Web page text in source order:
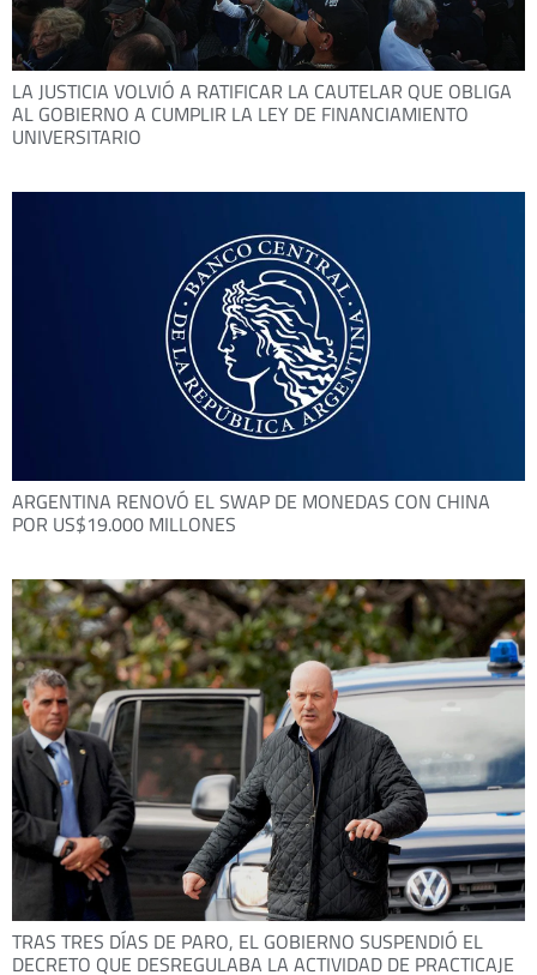
LA JUSTICIA VOLVIÓ A RATIFICAR LA CAUTELAR QUE OBLIGA
AL GOBIERNO A CUMPLIR LA LEY DE FINANCIAMIENTO
UNIVERSITARIO
ARGENTINA RENOVÓ EL SWAP DE MONEDAS CON CHINA
POR US$19.000 MILLONES
TRAS TRES DÍAS DE PARO, EL GOBIERNO SUSPENDIÓ EL
DECRETO QUE DESREGULABA LA ACTIVIDAD DE PRACTICAJE